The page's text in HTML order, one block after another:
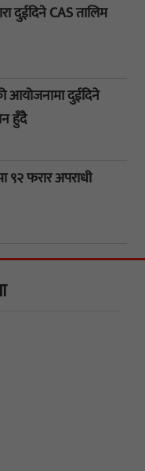
दुईदिने CAS तालिम
आयोजनामा दुईदिने
हुँदै
९२ फरार अपराधी